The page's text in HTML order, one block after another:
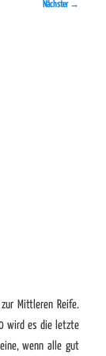
Nächster →
Mittleren Reife.
wird es die letzte
wenn alle gut